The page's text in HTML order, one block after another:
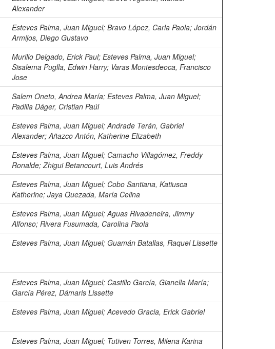
Alexander
Esteves Palma, Juan Miguel; Bravo López, Carla Paola; Jordán
Armijos, Diego Gustavo
Murillo Delgado, Erick Paul; Esteves Palma, Juan Miguel;
Sisalema Puglla, Edwin Harry; Varas Montesdeoca, Francisco
Jose
Salem Oneto, Andrea María; Esteves Palma, Juan Miguel;
Padilla Dáger, Cristian Paúl
Esteves Palma, Juan Miguel;Andrade Terán, Gabriel
Alexander;Añazco Antón, Katherine Elizabeth
Esteves Palma, Juan Miguel; Camacho Villagómez, Freddy
Ronalde;Zhigui Betancourt, Luis Andrés
Esteves Palma, Juan Miguel; Cobo Santiana, Katiusca
Katherine; Jaya Quezada, María Celina
Esteves Palma, Juan Miguel;Aguas Rivadeneira, Jimmy
Alfonso; Rivera Fusumada, Carolina Paola
Esteves Palma, Juan Miguel; Guamán Batallas, Raquel Lissette
Esteves Palma, Juan Miguel; Castillo García, Gianella María;
García Pérez, Dámaris Lissette
Esteves Palma, Juan Miguel;Acevedo Gracia, Erick Gabriel
Esteves Palma, Juan Miguel; Tutiven Torres, Milena Karina